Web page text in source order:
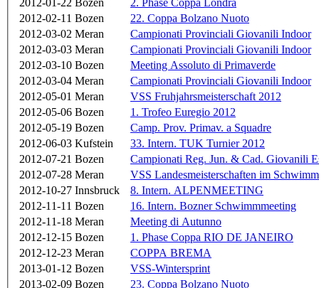
2012-01-22 Bozen
2. Phase Coppa Londra
2012-02-11 Bozen
22. Coppa Bolzano Nuoto
2012-03-02 Meran
Campionati Provinciali Giovanili Indoor
2012-03-03 Meran
Campionati Provinciali Giovanili Indoor
2012-03-10 Bozen
Meeting Assoluto di Primaverde
2012-03-04 Meran
Campionati Provinciali Giovanili Indoor
2012-05-01 Meran
VSS Fruhjahrsmeisterschaft 2012
2012-05-06 Bozen
1. Trofeo Euregio 2012
2012-05-19 Bozen
Camp. Prov. Primav. a Squadre
2012-06-03 Kufstein
33. Intern. TUK Turnier 2012
2012-07-21 Bozen
Campionati Reg. Jun. & Cad. Giovanili
2012-07-28 Meran
VSS Landesmeisterschaften im
2012-10-27 Innsbruck
8. Intern. ALPENMEETING
2012-11-11 Bozen
16. Intern. Bozner Schwimmmeeting
2012-11-18 Meran
Meeting di Autunno
2012-12-15 Bozen
1. Phase Coppa RIO DE JANEIRO
2012-12-23 Meran
COPPA BREMA
2013-01-12 Bozen
VSS-Wintersprint
2013-02-09 Bozen
23. Coppa Bolzano Nuoto